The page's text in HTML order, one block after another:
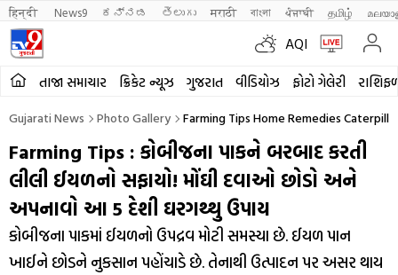
हिन्दी News9 ಕನ್ನಡ తెలుగు मराठी বাংলা ਪੰਜਾਬੀ தமிழ்
AQI
તાજા સમાચાર ક્રિકેટ ન્યૂઝ ગુજરાત વીડિયોઝ ફોટો ગેલેરી
Gujarati News Photo Gallery Farming Tips Home Remedies
Farming Tips : કોબીજના પાકને બરબાદ કરતી
લીલી ઈયળનો સફાયો! મોંઘી દવાઓ છોડો અને
અપનાવો આ 5 દેશી ઘરગથ્થુ ઉપાય
કોબીજના પાકમાં ઈયળનો ઉપદ્રવ મોટી સમસ્યા છે. ઈયળ પાન
ખાઈને છોડને નુકસાન પહોંચાડે છે. તેનાથી ઉત્પાદન પર અસર થાય